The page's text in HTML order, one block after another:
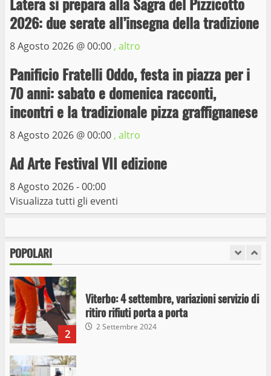
Latera si prepara alla Sagra del Pizzicotto
2026: due serate all’insegna della tradizione
8 Agosto 2026 @00:00 , altro
Panificio Fratelli Oddo, festa in piazza per i
70 anni: sabato e domenica racconti,
incontri e la tradizionale pizza graffignanese
8 Agosto 2026 @00:00 , altro
Ad Arte Festival VII edizione
8 Agosto 2026 - 00:00
Visualizza tutti gli eventi
POPOLARI
5
Museo dei Portici
19 Gennaio 2023
6
Trasporto pubblico locale, trasferimento
capolinea al terminal Riello dal 15 al 17
giugno
15 Giugno 2023
Giochi Sportivi Studenteschi di Atletica a
Viterbo
10 Maggio 2023
I Carabinieri arrestano due giovani per
stupefacenti
2
Viterbo: 4 settembre, variazioni servizio di
ritiro rifiuti porta a porta
2 Settembre 2024